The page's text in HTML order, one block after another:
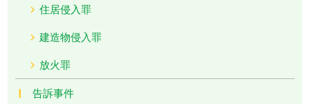
住居侵入罪
建造物侵入罪
放火罪
告訴事件